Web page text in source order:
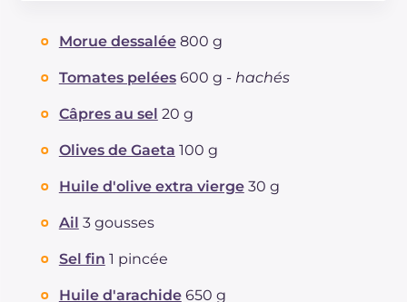
Dont sucres
Protéine g
dont acides gras saturés
Fibre
Sodium mg
Morue dessalée 800 g
Tomates pelées 600 g - hachés
Câpres au sel 20 g
Olives de Gaeta 100 g
Huile d'olive extra vierge 30 g
Ail 3 gousses
Sel fin 1 pincée
Huile d'arachide 650 g